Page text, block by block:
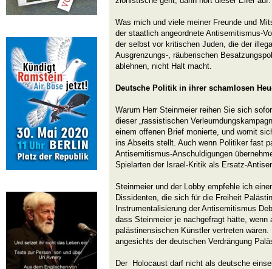
Was mich und viele meiner Freunde und
der staatlich angeordnete Antisemitismus-
der selbst vor kritischen Juden, die der
Ausgrenzungs-, räuberischen
ablehnen, nicht Halt macht.
Deutsche Politik in ihrer schamlosen
Warum Herr Steinmeier reihen Sie sich
dieser „rassistischen
einem offenen Brief monierte, und womit
ins Abseits stellt. Auch wenn Politiker fast
Antisemitismus-Anschuldigungen
Spielarten der Israel-Kritik als Ersatz-
Steinmeier und der Lobby empfehle ich
Dissidenten, die sich für die Freiheit
Instrumentalisierung der Antisemitismus
dass Steinmeier je nachgefragt hätte, wenn
palästinensischen Künstler vertreten
angesichts der deutschen Verdrängung
Der Holocaust darf nicht als deutsche